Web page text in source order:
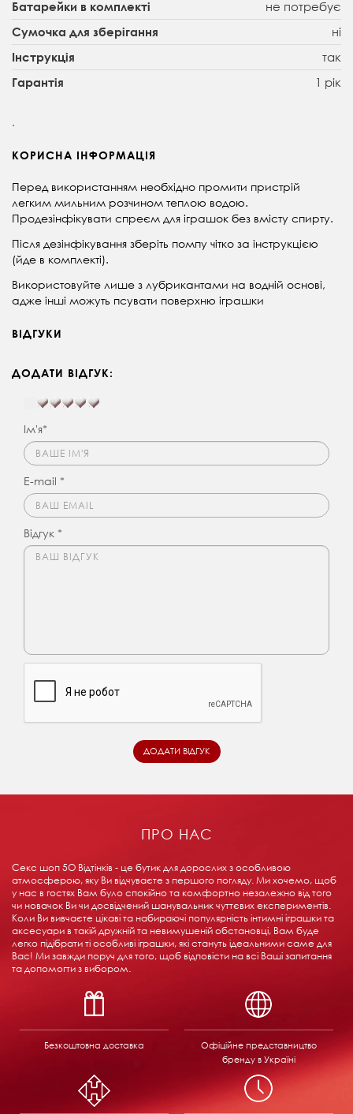
Батарейки в комплекті не потребує
Сумочка для зберігання ні
Інструкція так
Гарантія 1 рік
.
КОРИСНА ІНФОРМАЦІЯ
Перед використанням необхідно промити пристрій
легким мильним розчином теплою водою.
Продезінфікувати спреєм для іграшок без вмісту спирту.
Після дезінфікування зберіть помпу чітко за інструкцією
(йде в комплекті).
Використовуйте лише з лубрикантами на водній основі,
адже інші можуть псувати поверхню іграшки
ВІДГУКИ
ДОДАТИ ВІДГУК:
Ім'я*
E-mail *
Відгук *
ПРО НАС
Секс шоп 5О Відтінків - це бутик для дорослих з особливою
атмосферою, яку Ви відчуваєте з першого погляду. Ми хочемо, щоб
у нас в гостях Вам було спокійно та комфортно незалежно від того
чи новачок Ви чи досвідчений шанувальник чуттєвих експериментів.
Коли Ви вивчаєте цікаві та набираючі популярність інтимні іграшки та
аксесуари в такій дружній та невимушеній обстановці, Вам буде
легко підібрати ті особливі іграшки, які стануть ідеальними саме для
Вас! Ми завжди поруч для того, щоб відповісти на всі Ваші запитання
та допомогти з вибором.
Безкоштовна доставка
Офіційне представництво
бренду в Україні